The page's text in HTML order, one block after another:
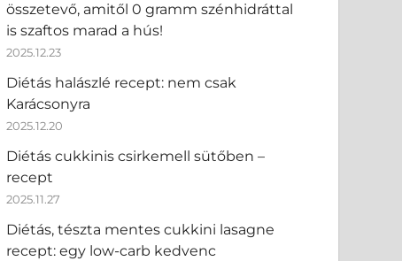
összetevő, amitől 0 gramm szénhidráttal
is szaftos marad a hús!
2025.12.23
Diétás halászlé recept: nem csak
Karácsonyra
2025.12.20
Diétás cukkinis csirkemell sütőben –
recept
2025.11.27
Diétás, tészta mentes cukkini lasagne
recept: egy low-carb kedvenc